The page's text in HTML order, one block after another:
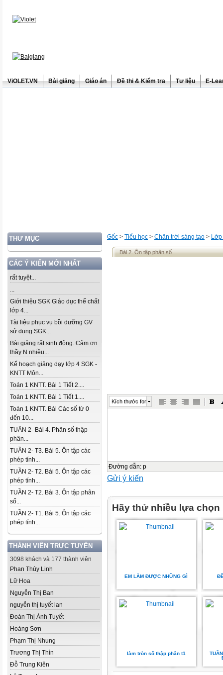
ViOLET.VN Bài giảng Giáo án Đề thi & Kiểm tra Tư liệu E-
THƯ MỤC
CÁC Ý KIẾN MỚI NHẤT
rất tuyệt...
...
Giới thiệu SGK Giáo dục thể chất
lớp 4...
Tài liệu phục vụ bồi dưỡng GV
sử dụng SGK...
Bài giảng rất sinh động. Cảm ơn
thầy N nhiều...
Kế hoạch giảng dạy lớp 4 SGK -
KNTT Môn...
Toán 1 KNTT. Bài 1 Tiết 2....
Toán 1 KNTT. Bài 1 Tiết 1....
Toán 1 KNTT. Bài Các số từ 0
đến 10...
TUẦN 2- Bài 4. Phân số thập
phân...
TUẦN 2- T3. Bài 5. Ôn tập các
phép tính...
TUẦN 2- T2. Bài 5. Ôn tập các
phép tính...
TUẦN 2- T2. Bài 3. Ôn tập phân
số...
TUẦN 2- T1. Bài 5. Ôn tập các
phép tính...
THÀNH VIÊN TRỰC TUYẾN
3098 khách và 177 thành viên
Phan Thùy Linh
Lữ Hoa
Nguyễn Thị Ban
nguyễn thị tuyết lan
Đoàn Thị Ánh Tuyết
Hoàng Sơn
Phạm Thị Nhung
Trương Thị Thìn
Đỗ Trung Kiên
Gốc > Tiểu học > Chân trời sáng tạo >
Bài 2. Ôn tập phân số
Kích thước font
Đường dẫn: p
Gửi ý kiến
Hãy thử nhiều lựa chọn
EM LÀM ĐƯỢC NHỮNG GÌ
làm tròn số thập phân t1